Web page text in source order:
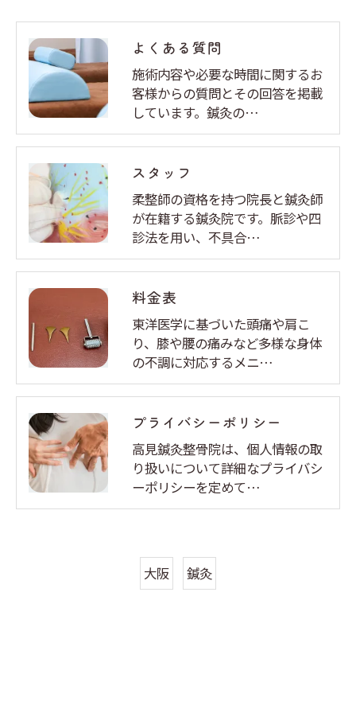
よくある質問
施術内容や必要な時間に関するお
客様からの質問とその回答を掲載
しています。鍼灸の…
スタッフ
柔整師の資格を持つ院長と鍼灸師
が在籍する鍼灸院です。脈診や四
診法を用い、不具合…
料金表
東洋医学に基づいた頭痛や肩こ
り、膝や腰の痛みなど多様な身体
の不調に対応するメニ…
プライバシーポリシー
高見鍼灸整骨院は、個人情報の取
り扱いについて詳細なプライバシ
ーポリシーを定めて…
大阪 鍼灸